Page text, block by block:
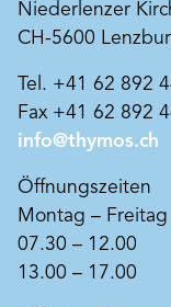
Niederlenzer
CH-5600
Tel. +41 62 892
Fax +41 62 892
info@thymos.ch
Öffnungszeiten
Montag – Freitag
07.30 – 12.00
13.00 – 17.00